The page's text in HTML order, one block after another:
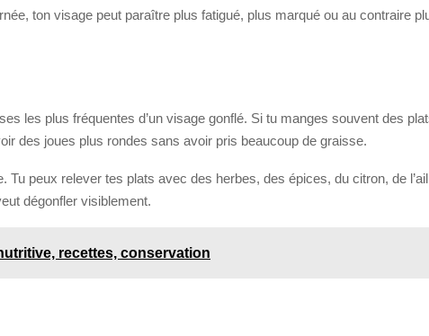
ton visage peut paraître plus fatigué, plus marqué ou au contraire
les plus fréquentes d’un visage gonflé. Si tu manges souvent des
des joues plus rondes sans avoir pris beaucoup de graisse.
peux relever tes plats avec des herbes, des épices, du citron, de
dégonfler visiblement.
recettes, conservation